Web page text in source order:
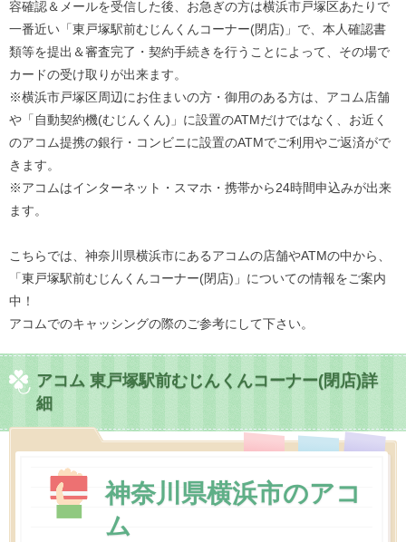
容確認＆メールを受信した後、お急ぎの方は横浜市戸塚区あたりで
一番近い「東戸塚駅前むじんくんコーナー(閉店)」で、本人確認書
類等を提出＆審査完了・契約手続きを行うことによって、その場で
カードの受け取りが出来ます。
※横浜市戸塚区周辺にお住まいの方・御用のある方は、アコム店舗
や「自動契約機(むじんくん)」に設置のATMだけではなく、お近く
のアコム提携の銀行・コンビニに設置のATMでご利用やご返済がで
きます。
※アコムはインターネット・スマホ・携帯から24時間申込みが出来
ます。
こちらでは、神奈川県横浜市にあるアコムの店舗やATMの中から、
「東戸塚駅前むじんくんコーナー(閉店)」についての情報をご案内
中！
アコムでのキャッシングの際のご参考にして下さい。
アコム 東戸塚駅前むじんくんコーナー(閉店)詳
細
神奈川県横浜市のアコ
ム